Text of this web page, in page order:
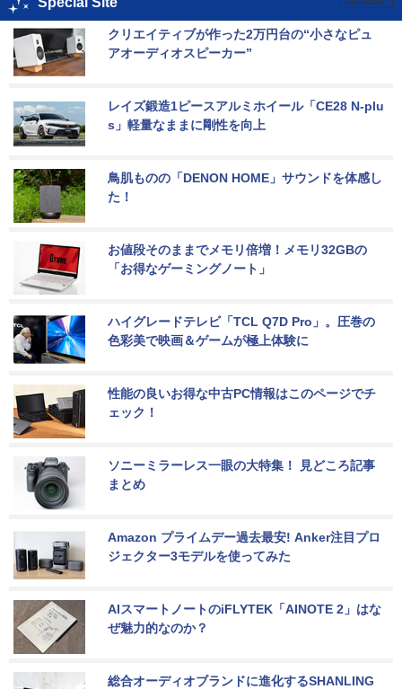
クリエイティブが作った2万円台の“小さなピュ
アオーディオスピーカー”
レイズ鍛造1ピースアルミホイール「CE28 N-plu
s」軽量なままに剛性を向上
鳥肌ものの「DENON HOME」サウンドを体感し
た！
お値段そのままでメモリ倍増！メモリ32GBの
「お得なゲーミングノート」
ハイグレードテレビ「TCL Q7D Pro」。圧巻の
色彩美で映画＆ゲームが極上体験に
性能の良いお得な中古PC情報はこのページでチ
ェック！
ソニーミラーレス一眼の大特集！ 見どころ記事
まとめ
Amazon プライムデー過去最安! Anker注目プロ
ジェクター3モデルを使ってみた
AIスマートノートのiFLYTEK「AINOTE 2」はな
ぜ魅力的なのか？
総合オーディオブランドに進化するSHANLING